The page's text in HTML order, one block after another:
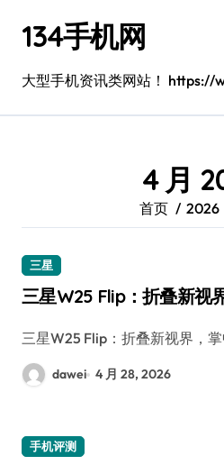
134手机网
大型手机资讯类网站！ https://
4 月
首页 2026
三星
三星W25 Flip：折叠新视
三星W25 Flip：折叠新视界，
dawei 4 月 28, 2026
手机评测